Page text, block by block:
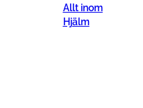
Allt inom
Hjälm